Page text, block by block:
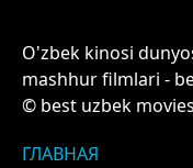
O'zbek kinosi
mashhur filmlari -
© best uzbek movies
ГЛАВНАЯ